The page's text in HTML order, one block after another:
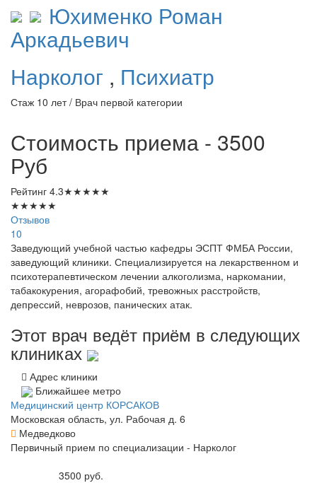
Юхименко Роман
Аркадьевич
Нарколог , Психиатр
Стаж 10 лет / Врач первой категории
Стоимость приема - 3500
Руб
Рейтинг 4.3★★★★★
★★★★★
Отзывов
10
Заведующий учебной частью кафедры ЭСПТ ФМБА России,
заведующий клиники. Специализируется на лекарственном и
психотерапевтическом лечении алкоголизма, наркомании,
табакокурения, агорафобий, тревожных расстройств,
депрессий, неврозов, панических атак.
Этот врач ведёт приём в следующих
клиниках
Адрес клиники
Ближайшее метро
Медицинский центр КОРСАКОВ
Московская область, ул. Рабочая д. 6
Медведково
Первичный прием по специализации - Нарколог
3500 руб.